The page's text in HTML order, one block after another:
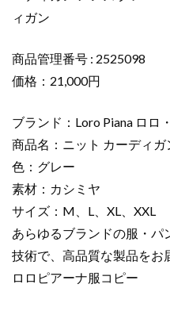
カ
デ
ィ
ン
ン
ズ
グ
レ
ー
2525098
ロ
ロ・
ィガン
商品管理番号 : 2525098
価格：21,000円
ブランド：Loro Piana ロロ
商品名：ニット カーディガ
色：グレー
素材：カシミヤ
サイズ：M、L、XL、XXL
あらゆるブランドの服・パ
技術で、高品質な製品をお
ロロピアーナ服コピー